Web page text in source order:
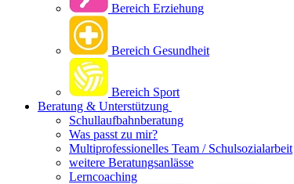
Bereich Erziehung
Bereich Gesundheit
Bereich Sport
Beratung & Unterstützung
Schullaufbahnberatung
Was passt zu mir?
Multipro­fessionelles Team / Schulsozialarbeit
weitere Beratungsanlässe
Lerncoaching